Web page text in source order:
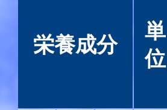
栄養成分
単
位